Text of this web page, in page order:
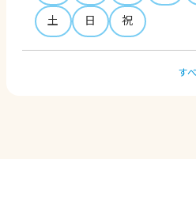
土
日 祝
す